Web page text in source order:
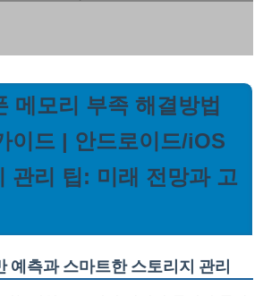
메모리 부족 해결방법
이드 | 안드로이드/iOS
관리 팁: 미래 전망과 고
예측과 스마트한 스토리지 관리